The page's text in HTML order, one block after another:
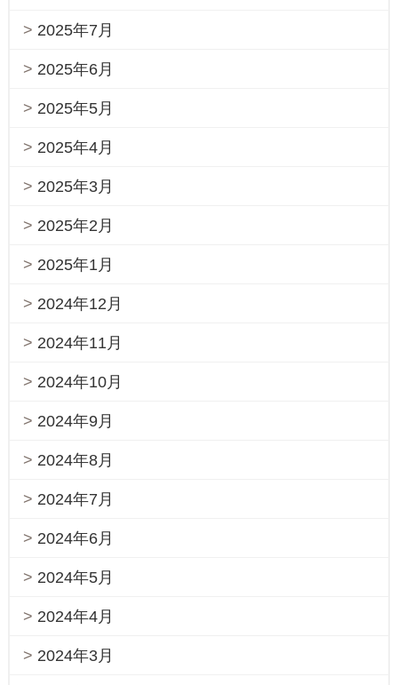
2025年7月
2025年6月
2025年5月
2025年4月
2025年3月
2025年2月
2025年1月
2024年12月
2024年11月
2024年10月
2024年9月
2024年8月
2024年7月
2024年6月
2024年5月
2024年4月
2024年3月